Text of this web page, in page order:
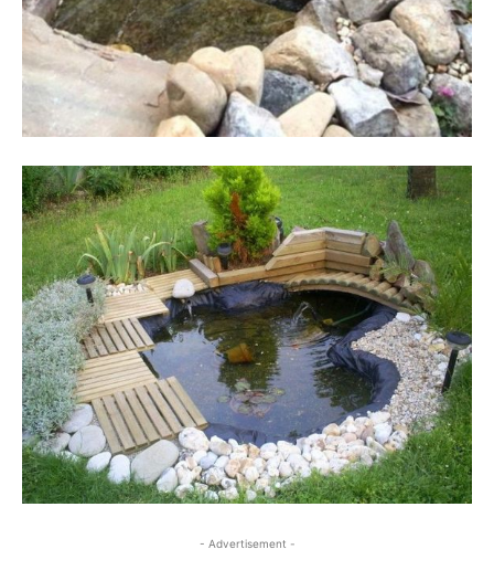
- Advertisement -